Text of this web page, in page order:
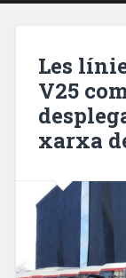
Les
V25
xarxa